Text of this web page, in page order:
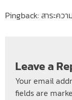
Pingback: สาระคว
Leave a
Your email
fields are